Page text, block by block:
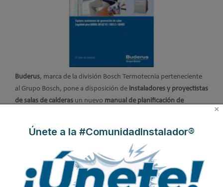
Buderus, marca de la división Bosch Termotecnia perteneciente
al Grupo Bosch, pone a disposición de instaladores y proyectistas
de salas de calderas un nuevo manual de planificación de
la tarea de planificación del primario de las instalaciones.
×
Únete a la #ComunidadInstalador®